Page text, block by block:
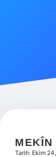
MEKÎN
Tarih: Ekim